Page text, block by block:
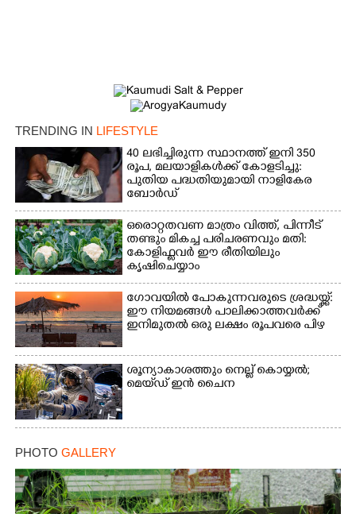
TRENDING IN LIFESTYLE
40 ലഭിച്ചിരുന്ന സ്ഥാനത്ത് ഇനി 350
രൂപ, മലയാളികൾക്ക് കോളടിച്ചു:
പുതിയ പദ്ധതിയുമായി നാളികേര
ബോർഡ്
ഒരൊറ്റതവണ മാത്രം വിത്ത്, പിന്നീട്
തണ്ടും മികച്ച പരിചരണവും മതി:
കോളിഫ്ലവർ ഈ രീതിയിലും
കൃഷിചെയ്യാം
ഗോവയിൽ പോകുന്നവരുടെ ശ്രദ്ധയ്ക്ക്:
ഈ നിയമങ്ങൾ പാലിക്കാത്തവർക്ക്
ഇനിമുതൽ ഒരു ലക്ഷം രൂപവരെ പിഴ
ശൂന്യാകാശത്തും നെല്ല് കൊയ്യൽ;
മെയ്‌ഡ് ഇൻ ചൈന
PHOTO GALLERY